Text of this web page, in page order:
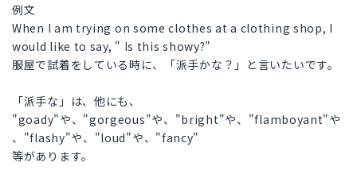
例文
When I am trying on some clothes at a clothing shop, I
would like to say, " Is this showy?"
服屋で試着をしている時に、「派手かな？」と言いたいです。
「派手な」は、他にも、
"goady"や、"gorgeous"や、"bright"や、"flamboyant"や
、"flashy"や、"loud"や、"fancy"
等があります。